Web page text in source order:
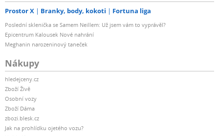
Prostor X Branky, body, kokoti Fortuna liga
Poslední sklenička se Samem Neillem: Už jsem vám to vyprávěl?
Epicentrum Kalousek Nové nahrání
Meghanin narozeninový taneček
Nákupy
hledejceny.cz
Zboží Živě
Osobní vozy
Zboží Dáma
zbozi.blesk.cz
Jak na prohlídku ojetého vozu?